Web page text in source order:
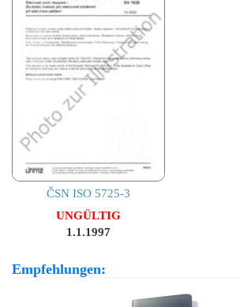
ČSN ISO 5725-3
UNGÜLTIG
1.1.1997
Empfehlungen: